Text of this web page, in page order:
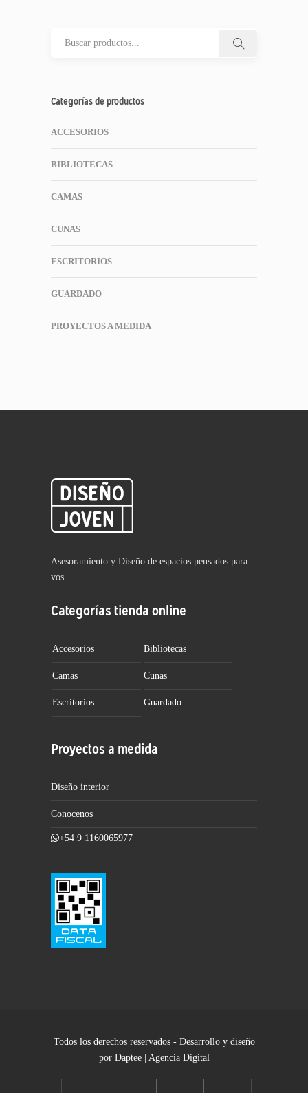
Categorías de productos
ACCESORIOS
BIBLIOTECAS
CAMAS
CUNAS
ESCRITORIOS
GUARDADO
PROYECTOS A MEDIDA
Asesoramiento y Diseño de espacios pensados para
vos.
Categorías tienda online
Accesorios Bibliotecas
Camas Cunas
Escritorios Guardado
Proyectos a medida
Diseño interior
Conocenos
+54 9 1160065977
Todos los derechos reservados - Desarrollo y diseño
por Daptee | Agencia Digital